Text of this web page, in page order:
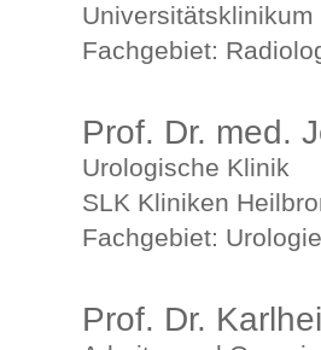
Universitätsklinikum
Fachgebiet:
Prof. Dr. med.
Urologische Klinik
SLK Kliniken
Fachgebiet:
Prof. Dr.